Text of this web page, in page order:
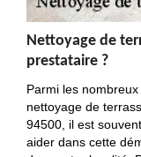
Nettoyage de
prestataire ?
Parmi les
nettoyage de
94500, il est
aider dans cette